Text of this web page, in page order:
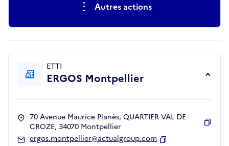
Autres actions
ETTI
ERGOS Montpellier
70 Avenue Maurice Planès, QUARTIER VAL DE
CROZE, 34070 Montpellier
ergos.montpellier@actualgroup.com